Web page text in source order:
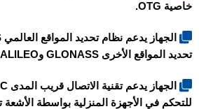
خاصية OTG.
تحديد المواقع الأخرى GLONASS وGALILEO وBeiDou.
للتحكم في الأجهزة المنزلية بواسطة الأشعة